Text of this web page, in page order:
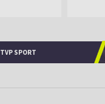
TVP SPORT